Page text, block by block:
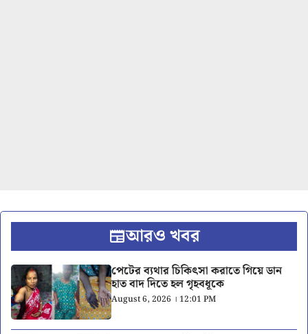
আরও খবর
পেটের ব্যথার চিকিৎসা করাতে গিয়ে ডান
হাত বাদ দিতে হল গৃহবধূকে
August 6, 2026 । 12:01 PM